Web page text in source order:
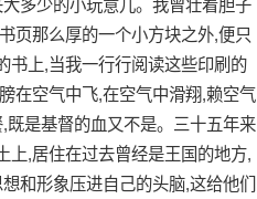
多少的小玩意儿。我曾壮着胆子
页那么厚的一个小方块之外,便只
书上,当我一行行阅读这些印刷的
在空气中飞,在空气中滑翔,赖空气
是基督的血又不是。三十五年来
上,居住在过去曾经是王国的地方,
和形象压进自己的头脑,这给他们